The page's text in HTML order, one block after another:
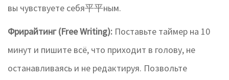
вы чувствуете себя平平ным.
Фрирайтинг (Free Writing): Поставьте таймер на 10
минут и пишите всё, что приходит в голову, не
останавливаясь и не редактируя. Позвольте